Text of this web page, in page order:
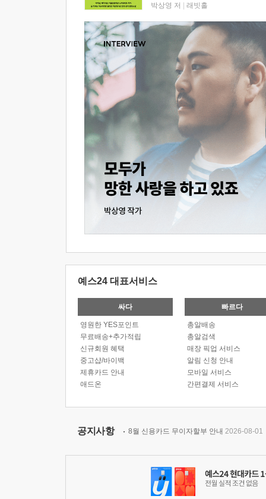
박상영 저 래빗홀
예스24 대표서비스
싸다
영원한 YES포인트
무료배송+추가적립
신규회원 혜택
중고샵/바이백
제휴카드 안내
애드온
빠르다
총알배송
총알검색
매장 픽업 서비스
알림 신청 안내
모바일 서비스
간편결제 서비스
공지사항 8월 신용카드 무이자할부 안내 2026-08-01